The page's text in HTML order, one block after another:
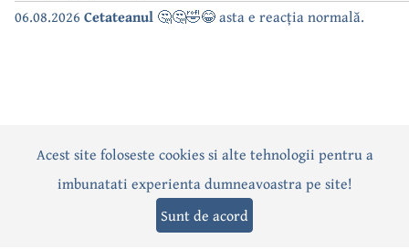
06.08.2026 Cetateanul 🤔🤔🤣😂 asta e reacția normală.
ActualitatePoliticăSocialEvenimentInterviuri
Editorial Sport Anunțuri
Acest site foloseste cookies si alte tehnologii pentru a
imbunatati experienta dumneavoastra pe site!
Sunt de acord